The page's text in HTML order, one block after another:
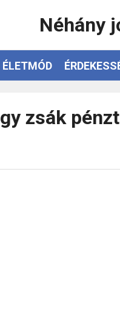
Néhány
ÉLETMÓD
zsák